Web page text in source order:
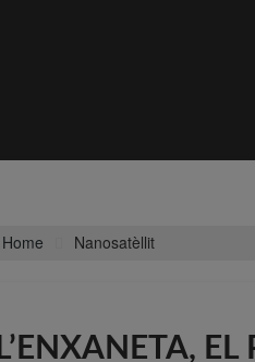
Home Nanosatèllit
L’ENXANETA,